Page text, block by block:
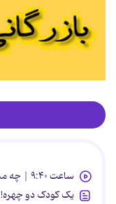
ساعت ۹:۴۰ | چه میراثی از خود به جای گذاشت؟
یک کودک دو چهره!